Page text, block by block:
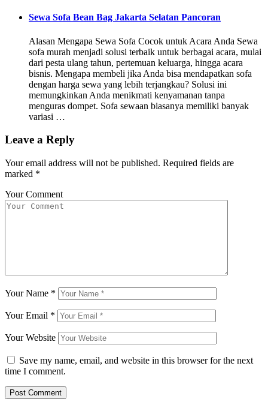
Sewa Sofa Bean Bag Jakarta Selatan Pancoran
Alasan Mengapa Sewa Sofa Cocok untuk Acara Anda Sewa
sofa murah menjadi solusi terbaik untuk berbagai acara, mulai
dari pesta ulang tahun, pertemuan keluarga, hingga acara
bisnis. Mengapa membeli jika Anda bisa mendapatkan sofa
dengan harga sewa yang lebih terjangkau? Solusi ini
memungkinkan Anda menikmati kenyamanan tanpa
menguras dompet. Sofa sewaan biasanya memiliki banyak
variasi …
Leave a Reply
Your email address will not be published. Required fields are
marked *
Your Comment
Your Name *
Your Email *
Your Website
Save my name, email, and website in this browser for the next
time I comment.